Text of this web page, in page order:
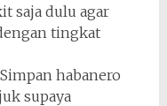
saja dulu agar
tingkat
habanero
supaya